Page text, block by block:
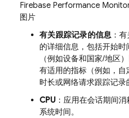
Firebase Performance
图片
有关跟踪记录的信息：
的详细信息，包括开始
（例如设备和国家/地区
有适用的指标（例如，
时长或网络请求跟踪记录
CPU：应用在会话期间
系统时间。